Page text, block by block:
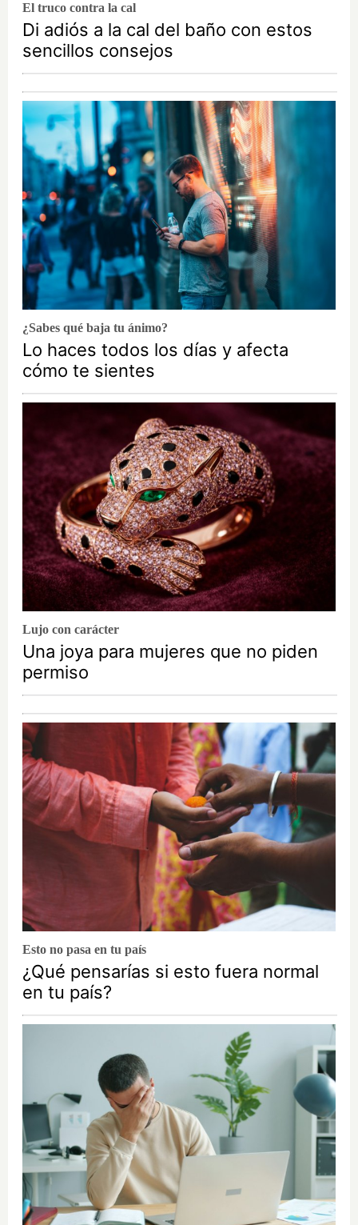
El truco contra la cal
Di adiós a la cal del baño con estos
sencillos consejos
¿Sabes qué baja tu ánimo?
Lo haces todos los días y afecta
cómo te sientes
Lujo con carácter
Una joya para mujeres que no piden
permiso
Esto no pasa en tu país
¿Qué pensarías si esto fuera normal
en tu país?